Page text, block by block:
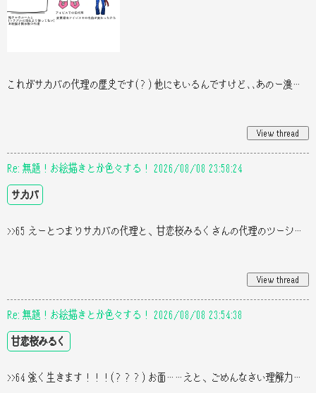
これがサカバの代理の歴史です(？) 他にもいるんですけど､､あのー漫画の方に それを言ったら影響が出るのでちょっと､､ はいご
Re: 無題！お絵描きとか色々する！ 2026/08/08 23:58:24
サカバ
>>65 えーとつまりサカバの代理と、甘恋桜みるくさんの代理のツーショット？みたいなやつと甘恋桜みるくさんのデザインの🇺
Re: 無題！お絵描きとか色々する！ 2026/08/08 23:54:38
甘恋桜みるく
>>64 強く生きます！！！(？？？) お面……えと、ごめんなさい理解力皆無で(( いーんですか、？！？！ではお言葉に甘えて…() も